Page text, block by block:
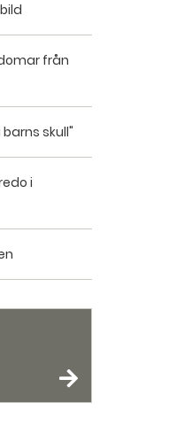
från
skull"
i